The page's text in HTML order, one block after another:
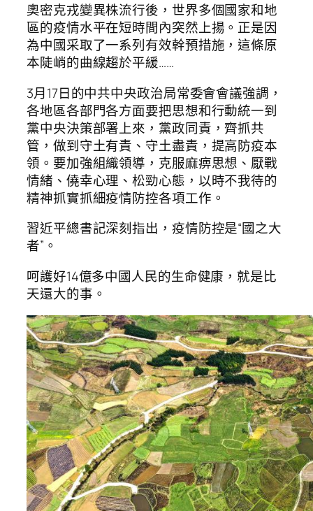
奧密克戎變異株流行後，世界多個國家和地
區的疫情水平在短時間內突然上揚。正是因
為中國采取了一系列有效幹預措施，這條原
本陡峭的曲線趨於平緩……
3月17日的中共中央政治局常委會會議強調，
各地區各部門各方面要把思想和行動統一到
黨中央決策部署上來，黨政同責，齊抓共
管，做到守土有責、守土盡責，提高防疫本
領。要加強組織領導，克服麻痹思想、厭戰
情緒、僥幸心理、松勁心態，以時不我待的
精神抓實抓細疫情防控各項工作。
習近平總書記深刻指出，疫情防控是“國之大
者”。
呵護好14億多中國人民的生命健康，就是比
天還大的事。